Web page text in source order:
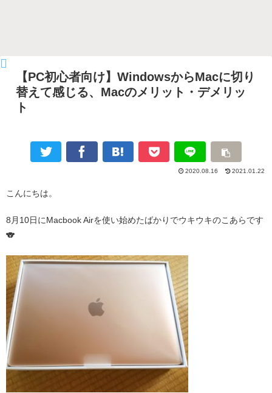
【PC初心者向け】WindowsからMacに切り
替えて感じる、Macのメリット・デメリッ
ト
2020.08.16 2021.01.22
こんにちは。
8月10日にMacbook Airを使い始めたばかりでウキウキのこあらです
🐨